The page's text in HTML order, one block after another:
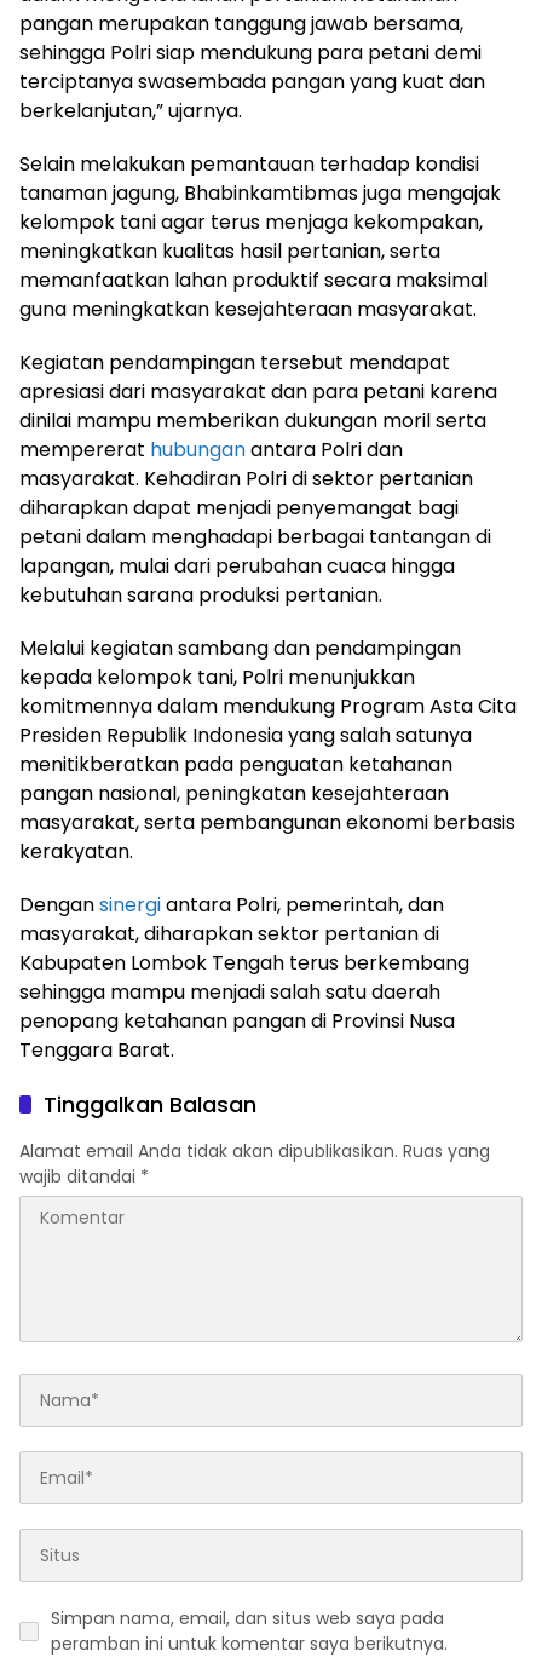
pangan merupakan tanggung jawab bersama,
sehingga Polri siap mendukung para petani demi
terciptanya swasembada pangan yang kuat dan
berkelanjutan,” ujarnya.
Selain melakukan pemantauan terhadap kondisi
tanaman jagung, Bhabinkamtibmas juga mengajak
kelompok tani agar terus menjaga kekompakan,
meningkatkan kualitas hasil pertanian, serta
memanfaatkan lahan produktif secara maksimal
guna meningkatkan kesejahteraan masyarakat.
Kegiatan pendampingan tersebut mendapat
apresiasi dari masyarakat dan para petani karena
dinilai mampu memberikan dukungan moril serta
mempererat hubunganantara Polri dan
masyarakat. Kehadiran Polri di sektor pertanian
diharapkan dapat menjadi penyemangat bagi
petani dalam menghadapi berbagai tantangan di
lapangan, mulai dari perubahan cuaca hingga
kebutuhan sarana produksi pertanian.
Melalui kegiatan sambang dan pendampingan
kepada kelompok tani, Polri menunjukkan
komitmennya dalam mendukung Program Asta Cita
Presiden Republik Indonesia yang salah satunya
menitikberatkan pada penguatan ketahanan
pangan nasional, peningkatan kesejahteraan
masyarakat, serta pembangunan ekonomi berbasis
kerakyatan.
Dengansinergiantara Polri, pemerintah, dan
masyarakat, diharapkan sektor pertanian di
Kabupaten Lombok Tengah terus berkembang
sehingga mampu menjadi salah satu daerah
penopang ketahanan pangan di Provinsi Nusa
Tenggara Barat.
Tinggalkan Balasan
Alamat email Anda tidak akan dipublikasikan. Ruas yang
wajib ditandai *
Simpan nama, email, dan situs web saya pada
peramban ini untuk komentar saya berikutnya.